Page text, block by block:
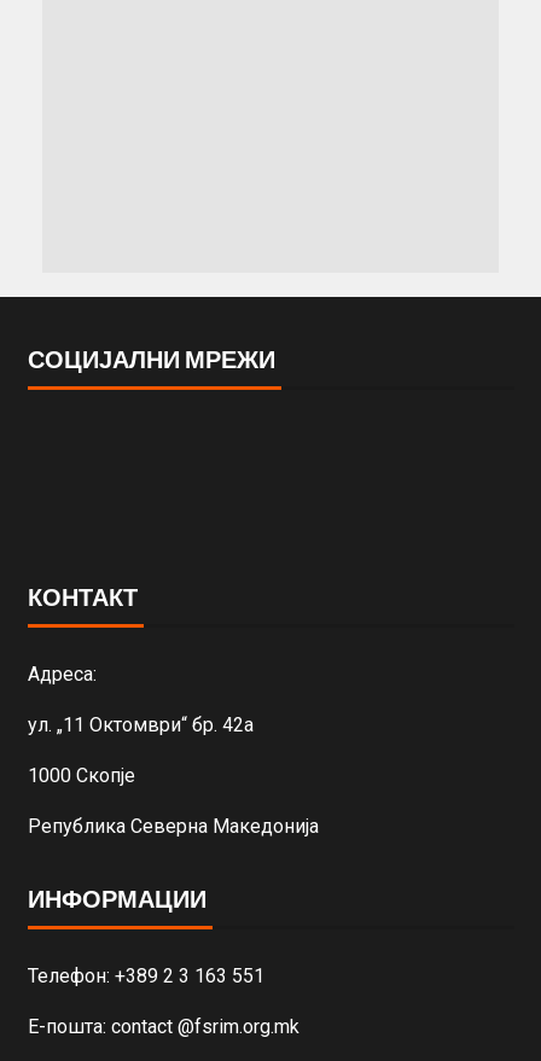
СОЦИЈАЛНИ МРЕЖИ
КОНТАКТ
Адреса:
ул. „11 Октомври“ бр. 42а
1000 Скопје
Република Северна Македонија
ИНФОРМАЦИИ
Телефон: +389 2 3 163 551
Е-пошта: contact @fsrim.org.mk